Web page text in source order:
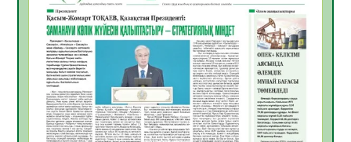
ӘРБІР ДАУЫС – ҚОҒАМ ДАМУЫНА
ҚОСЫЛҒАН ҮЛЕС
05.08.2026
25
ҚҰРЫЛТАЙ САЙЛАУЫ – БІРЛІК ПЕН
ЖАУАПКЕРШІЛІККЕ БАСТАЙТЫН ҚАДАМ
05.08.2026
24